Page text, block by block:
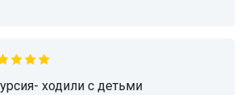
ходили с детьми